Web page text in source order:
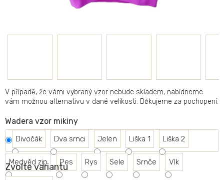
Zvolte variantu
Wadera vzor mikiny
Divočák Dva srnci Jelen Liška 1 Liška 2
Medvěd zip Pes Rys Sele Srnče Vlk
V případě, že vámi vybraný vzor nebude skladem, nabídneme
vám možnou alternativu v dané velikosti. Děkujeme za pochopení.